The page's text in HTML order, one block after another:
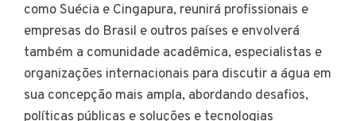
como Suécia e Cingapura, reunirá profissionais e
empresas do Brasil e outros países e envolverá
também a comunidade acadêmica, especialistas e
organizações internacionais para discutir a água em
sua concepção mais ampla, abordando desafios,
políticas públicas e soluções e tecnologias